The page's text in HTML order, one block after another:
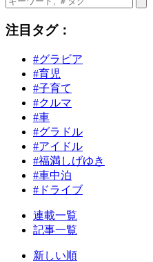
注目タグ：
#グラビア
#育児
#子育て
#クルマ
#車
#グラドル
#アイドル
#福満しげゆき
#車中泊
#ドライブ
連載一覧
記事一覧
新しい順